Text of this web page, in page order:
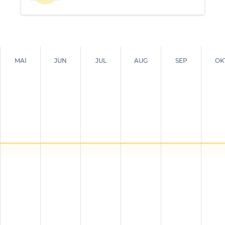
MAI JUN JUL AUG SEP